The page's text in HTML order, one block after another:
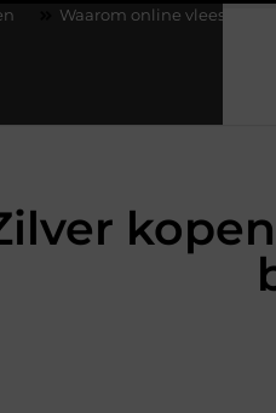
vlees bestellen steeds gewoner